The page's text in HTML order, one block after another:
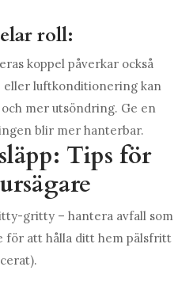
roll:
koppel påverkar också
eller luftkonditionering kan
mer utsöndring. Ge en
blir mer hanterbar.
Tips för
gritty – hantera avfall som
för att hålla ditt hem pälsfritt